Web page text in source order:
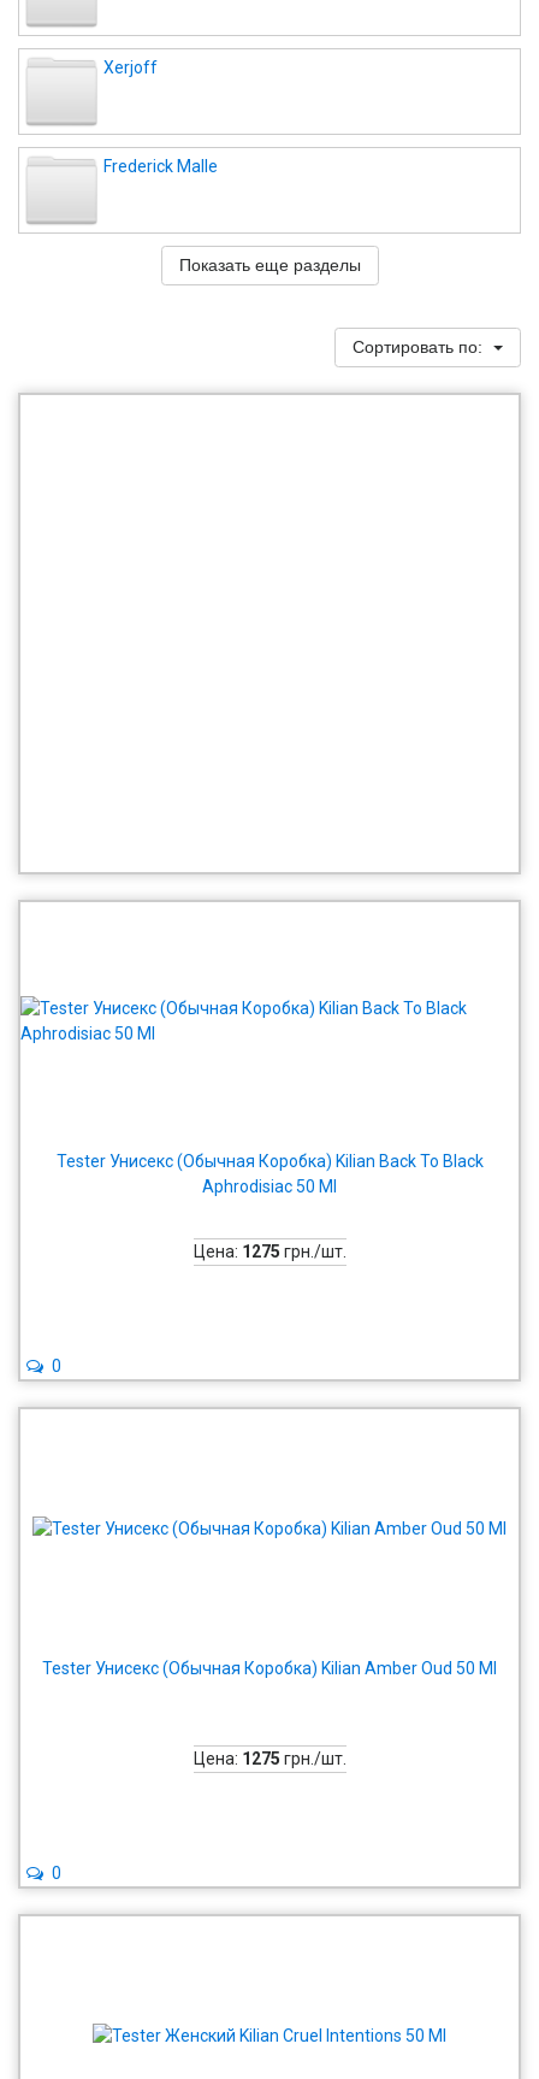
Xerjoff
Frederick Malle
Показать еще разделы
Сортировать по:
Tester Унисекс (Обычная Коробка) Kilian Back To Black
Aphrodisiac 50 Ml
Цена: 1275 грн./шт.
0
Tester Унисекс (Обычная Коробка) Kilian Amber Oud 50 Ml
Цена: 1275 грн./шт.
0